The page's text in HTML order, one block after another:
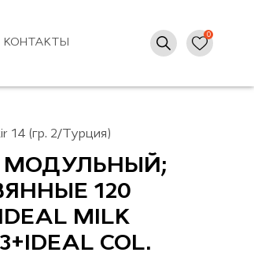
КОНТАКТЫ
14 (гр. 2/Турция)
МОДУЛЬНЫЙ;
120
MILK
COL.